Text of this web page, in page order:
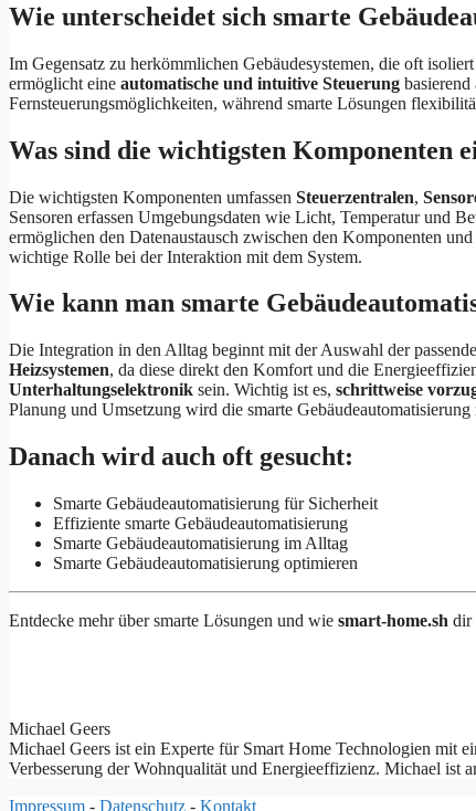
Wie unterscheidet sich smarte
Im Gegensatz zu herkömmlichen Gebäudesystemen, die oft
ermöglicht eine automatische und intuitive Steuerung
Fernsteuerungsmöglichkeiten, während smarte Lösungen
Was sind die wichtigsten Komponenten
Die wichtigsten Komponenten umfassen Steuerzentralen,
Sensoren erfassen Umgebungsdaten wie Licht, Temperatur und
ermöglichen den Datenaustausch zwischen den Komponenten
wichtige Rolle bei der Interaktion mit dem System.
Wie kann man smarte
Die Integration in den Alltag beginnt mit der Auswahl der
Heizsystemen, da diese direkt den Komfort und die
Unterhaltungselektronik sein. Wichtig ist es, schrittweise
Planung und Umsetzung wird die smarte
Danach wird auch oft gesucht:
Smarte Gebäudeautomatisierung für Sicherheit
Effiziente smarte Gebäudeautomatisierung
Smarte Gebäudeautomatisierung im Alltag
Smarte Gebäudeautomatisierung optimieren
Entdecke mehr über smarte Lösungen und wie smart-home.sh dir
Michael Geers
Michael Geers ist ein Experte für Smart Home Technologien mit
Verbesserung der Wohnqualität und Energieeffizienz. Michael ist
Impressum - Datenschutz - Kontakt